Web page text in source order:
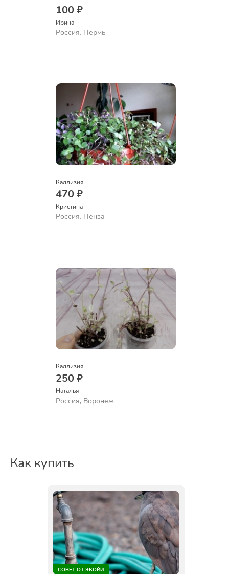
100 ₽
Ирина
Россия, Пермь
Каллизия
470 ₽
Кристина
Россия, Пенза
Каллизия
250 ₽
Наталья
Россия, Воронеж
Как купить
СОВЕТ ОТ ЭКОЙИ